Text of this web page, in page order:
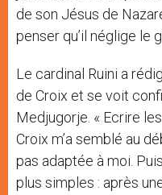
de son Jésus de
penser qu’il néglige le
Le cardinal Ruini a
de Croix et se voit
Medjugorje. « Ecrire
Croix m’a semblé au
pas adaptée à moi.
plus simples : après